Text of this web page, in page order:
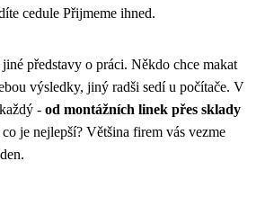
cedule Přijmeme ihned.
jiné představy o práci. Někdo chce makat
výsledky, jiný radši sedí u počítače. V
- od montážních linek přes sklady
co je nejlepší? Většina firem vás vezme